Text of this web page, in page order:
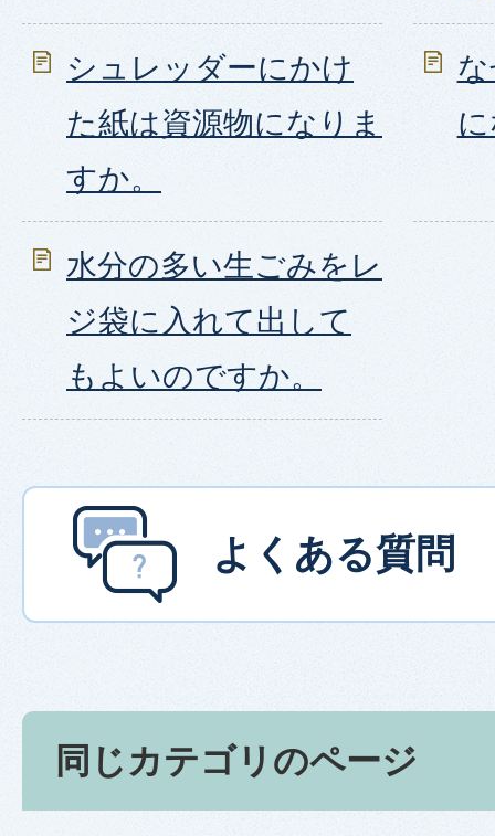
シュレッダーにかけ
た紙は資源物になりま
すか。
水分の多い生ごみをレ
ジ袋に入れて出して
もよいのですか。
よくある質問
同じカテゴリのページ